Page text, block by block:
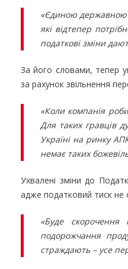
«Єдиною державною
які відтепер
податкові зміни
За його словами, тепер
за рахунок звільнення
«Коли компанія
Для таких гравців
Україні на ринку
немає таких
Ухвалені зміни до
адже податковий тиск
«Буде скорочення
подорожчання
страждають – усе